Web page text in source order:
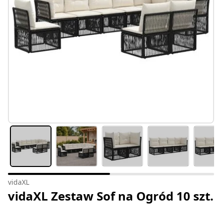
vidaXL
vidaXL Zestaw Sof na Ogród 10 szt.